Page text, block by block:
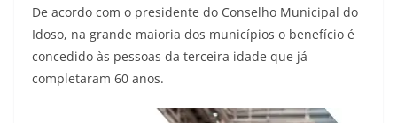
De acordo com o presidente do Conselho Municipal do
Idoso, na grande maioria dos municípios o benefício é
concedido às pessoas da terceira idade que já
completaram 60 anos.